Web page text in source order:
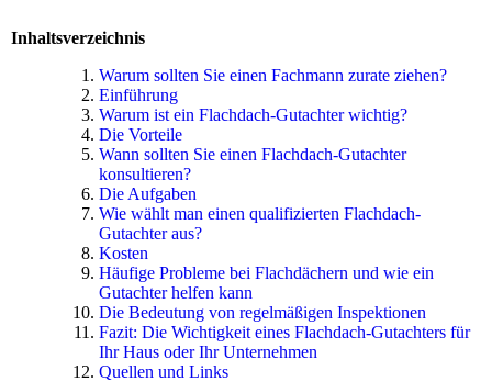
Inhaltsverzeichnis
Warum sollten Sie einen Fachmann zurate ziehen?
Einführung
Warum ist ein Flachdach-Gutachter wichtig?
Die Vorteile
Wann sollten Sie einen Flachdach-Gutachter
konsultieren?
Die Aufgaben
Wie wählt man einen qualifizierten Flachdach-
Gutachter aus?
Kosten
Häufige Probleme bei Flachdächern und wie ein
Gutachter helfen kann
Die Bedeutung von regelmäßigen Inspektionen
Fazit: Die Wichtigkeit eines Flachdach-Gutachters für
Ihr Haus oder Ihr Unternehmen
Quellen und Links